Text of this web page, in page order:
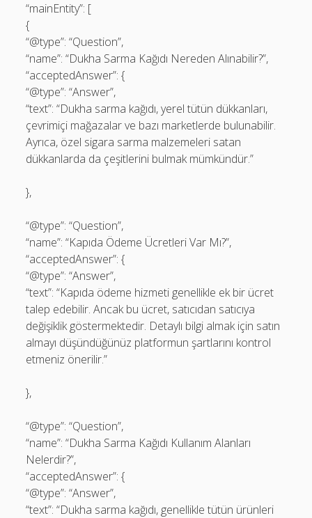
“mainEntity”: [
{
“@type”: “Question”,
“name”: “Dukha Sarma Kağıdı Nereden Alınabilir?”,
“acceptedAnswer”: {
“@type”: “Answer”,
“text”: “Dukha sarma kağıdı, yerel tütün dükkanları,
çevrimiçi mağazalar ve bazı marketlerde bulunabilir.
Ayrıca, özel sigara sarma malzemeleri satan
dükkanlarda da çeşitlerini bulmak mümkündür.”
},
“@type”: “Question”,
“name”: “Kapıda Ödeme Ücretleri Var Mı?”,
“acceptedAnswer”: {
“@type”: “Answer”,
“text”: “Kapıda ödeme hizmeti genellikle ek bir ücret
talep edebilir. Ancak bu ücret, satıcıdan satıcıya
değişiklik göstermektedir. Detaylı bilgi almak için satın
almayı düşündüğünüz platformun şartlarını kontrol
etmeniz önerilir.”
},
“@type”: “Question”,
“name”: “Dukha Sarma Kağıdı Kullanım Alanları
Nelerdir?”,
“acceptedAnswer”: {
“@type”: “Answer”,
“text”: “Dukha sarma kağıdı, genellikle tütün ürünleri